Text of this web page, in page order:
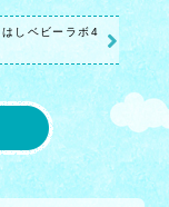
しベビーラボ4